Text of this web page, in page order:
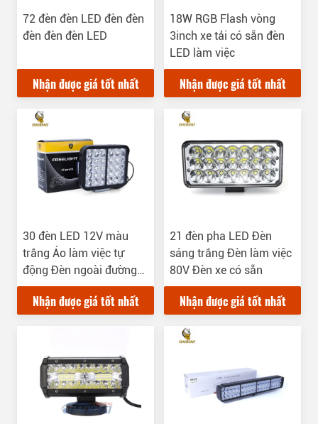
72 đèn đèn LED đèn đèn
đèn đèn đèn LED
Nhận được giá tốt nhất
18W RGB Flash vòng
3inch xe tải có sẵn đèn
LED làm việc
Nhận được giá tốt nhất
30 đèn LED 12V màu
trắng Áo làm việc tự
động Đèn ngoài đường
Đèn LED phổ biến
Nhận được giá tốt nhất
21 đèn pha LED Đèn
sáng trắng Đèn làm việc
80V Đèn xe có sẵn
Nhận được giá tốt nhất